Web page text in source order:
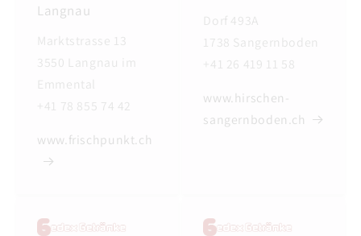
Langnau
Marktstrasse 13
3550 Langnau im
Emmental
+41 78 855 74 42
www.frischpunkt.ch
Dorf 493A
1738 Sangernboden
+41 26 419 11 58
www.hirschen-
sangernboden.ch